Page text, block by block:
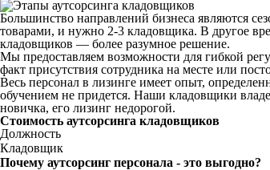
Большинство направлений бизнеса являются
товарами, и нужно 2-3 кладовщика. В другое
кладовщиков — более разумное решение.
Мы предоставляем возможности для гибкой
факт присутствия сотрудника на месте или
Весь персонал в лизинге имеет опыт,
обучением не придется. Наши кладовщики
новичка, его лизинг недорогой.
Стоимость аутсорсинга кладовщиков
Должность
Кладовщик
Почему аутсорсинг персонала - это выгодно?